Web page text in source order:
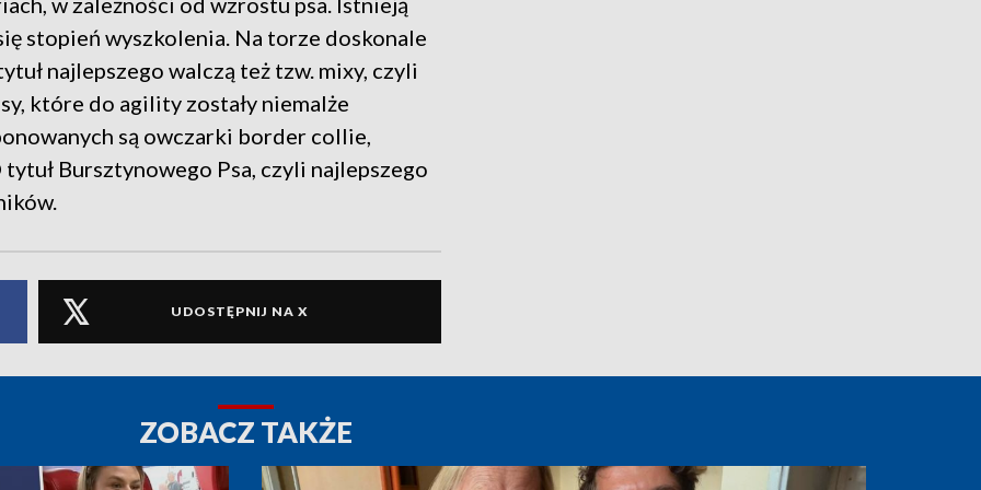
stopień wyszkolenia. Na torze doskonale
najlepszego walczą też tzw. mixy, czyli
które do agility zostały niemalże
są owczarki border collie,
Bursztynowego Psa, czyli najlepszego
UDOSTĘPNIJ NA X
ZOBACZ TAKŻE